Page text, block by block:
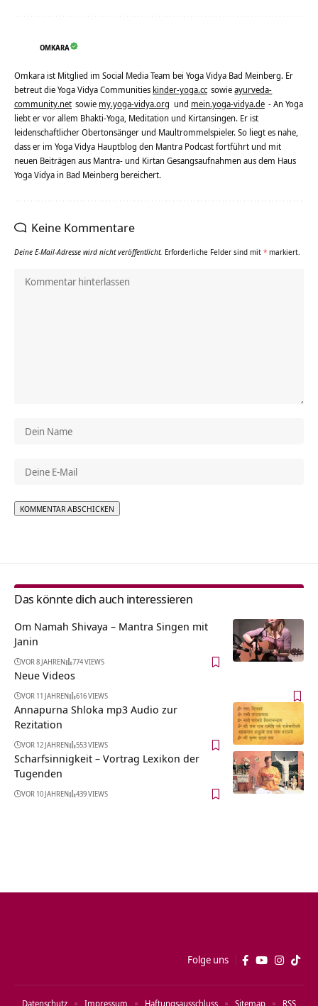
OMKARA
Omkara ist Mitglied im Social Media Team bei Yoga Vidya Bad Meinberg. Er
betreut die Yoga Vidya Communities kinder-yoga.cc sowieayurveda-
community.net sowie my.yoga-vidya.org und mein.yoga-vidya.de - An Yoga
liebt er vor allem Bhakti-Yoga, Meditation und Kirtansingen. Er ist
leidenschaftlicher Obertonsänger und Maultrommelspieler. So liegt es nahe,
dass er im Yoga Vidya Hauptblog den Mantra Podcast fortführt und mit
neuen Beiträgen aus Mantra- und Kirtan Gesangsaufnahmen aus dem Haus
Yoga Vidya in Bad Meinberg bereichert.
Keine Kommentare
Deine E-Mail-Adresse wird nicht veröffentlicht. Erforderliche Felder sind mit * markiert.
Das könnte dich auch interessieren
Om Namah Shivaya – Mantra Singen mit
Janin
VOR 8 JAHREN 774 VIEWS
Neue Videos
VOR 11 JAHREN 616 VIEWS
Annapurna Shloka mp3 Audio zur
Rezitation
VOR 12 JAHREN 553 VIEWS
Scharfsinnigkeit – Vortrag Lexikon der
Tugenden
VOR 10 JAHREN 439 VIEWS
Folge uns